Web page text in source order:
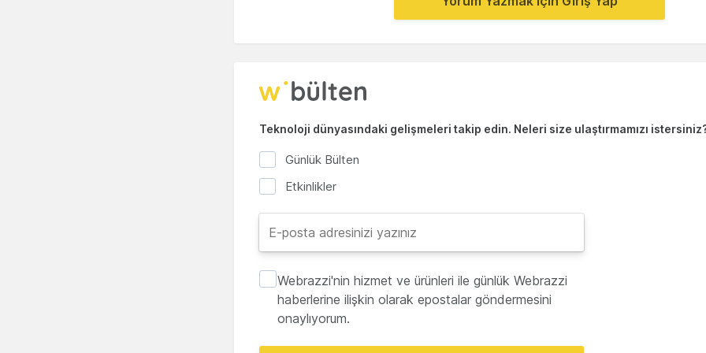
Teknoloji dünyasındaki gelişmeleri takip edin. Neleri size ulaştırmamızı
Günlük Bülten
Etkinlikler
Webrazzi'nin hizmet ve ürünleri ile günlük Webrazzi
haberlerine ilişkin olarak epostalar göndermesini
onaylıyorum.